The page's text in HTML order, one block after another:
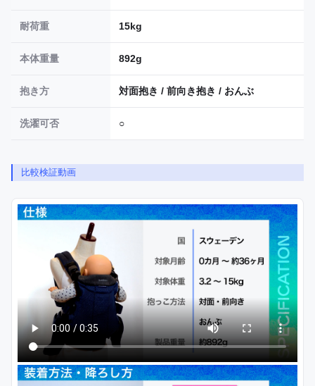
耐荷重 15kg
本体重量 892g
抱き方 対面抱き / 前向き抱き / おんぶ
洗濯可否 ○
比較検証動画